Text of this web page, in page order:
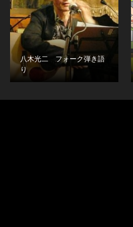
八木光二 フォーク弾き語
り